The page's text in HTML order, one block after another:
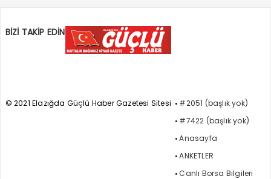
BİZİ TAKİP EDİN
© 2021 Elazığda Güçlü Haber Gazetesi Sitesi
#2051 (başlık yok)
#7422 (başlık yok)
Anasayfa
ANKETLER
Canlı Borsa Bilgileri